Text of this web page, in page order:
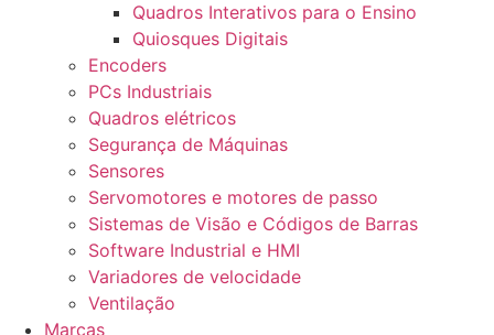
Quadros Interativos para o Ensino
Quiosques Digitais
Encoders
PCs Industriais
Quadros elétricos
Segurança de Máquinas
Sensores
Servomotores e motores de passo
Sistemas de Visão e Códigos de Barras
Software Industrial e HMI
Variadores de velocidade
Ventilação
Marcas